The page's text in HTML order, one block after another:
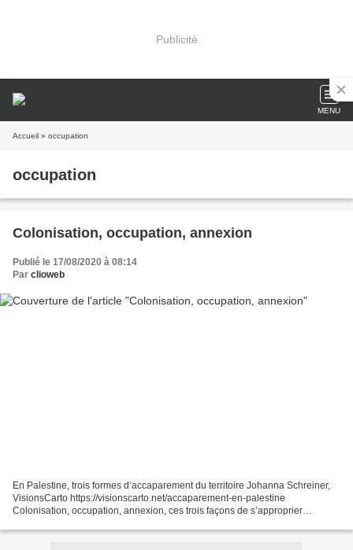
Publicité
MENU
Accueil » occupation
occupation
Colonisation, occupation, annexion
Publié le 17/08/2020 à 08:14
Par clioweb
En Palestine, trois formes d’accaparement du territoire Johanna Schreiner,
VisionsCarto https://visionscarto.net/accaparement-en-palestine
Colonisation, occupation, annexion, ces trois façons de s’approprier